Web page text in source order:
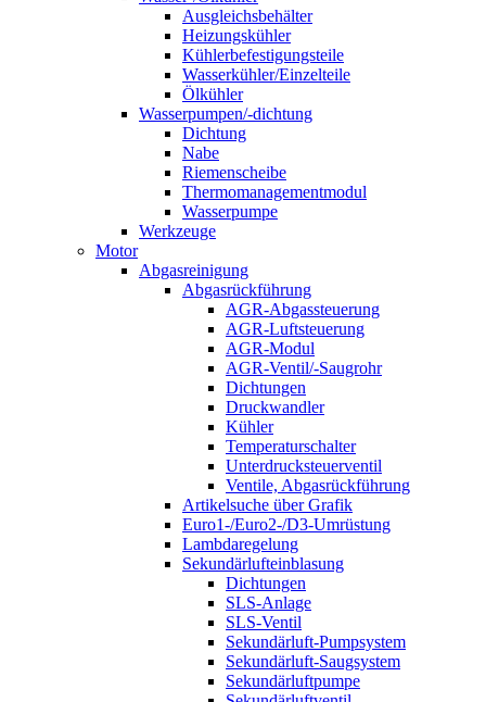
Ausgleichsbehälter
Heizungskühler
Kühlerbefestigungsteile
Wasserkühler/Einzelteile
Ölkühler
Wasserpumpen/-dichtung
Dichtung
Nabe
Riemenscheibe
Thermomanagementmodul
Wasserpumpe
Werkzeuge
Motor
Abgasreinigung
Abgasrückführung
AGR-Abgassteuerung
AGR-Luftsteuerung
AGR-Modul
AGR-Ventil/-Saugrohr
Dichtungen
Druckwandler
Kühler
Temperaturschalter
Unterdrucksteuerventil
Ventile, Abgasrückführung
Artikelsuche über Grafik
Euro1-/Euro2-/D3-Umrüstung
Lambdaregelung
Sekundärlufteinblasung
Dichtungen
SLS-Anlage
SLS-Ventil
Sekundärluft-Pumpsystem
Sekundärluft-Saugsystem
Sekundärluftpumpe